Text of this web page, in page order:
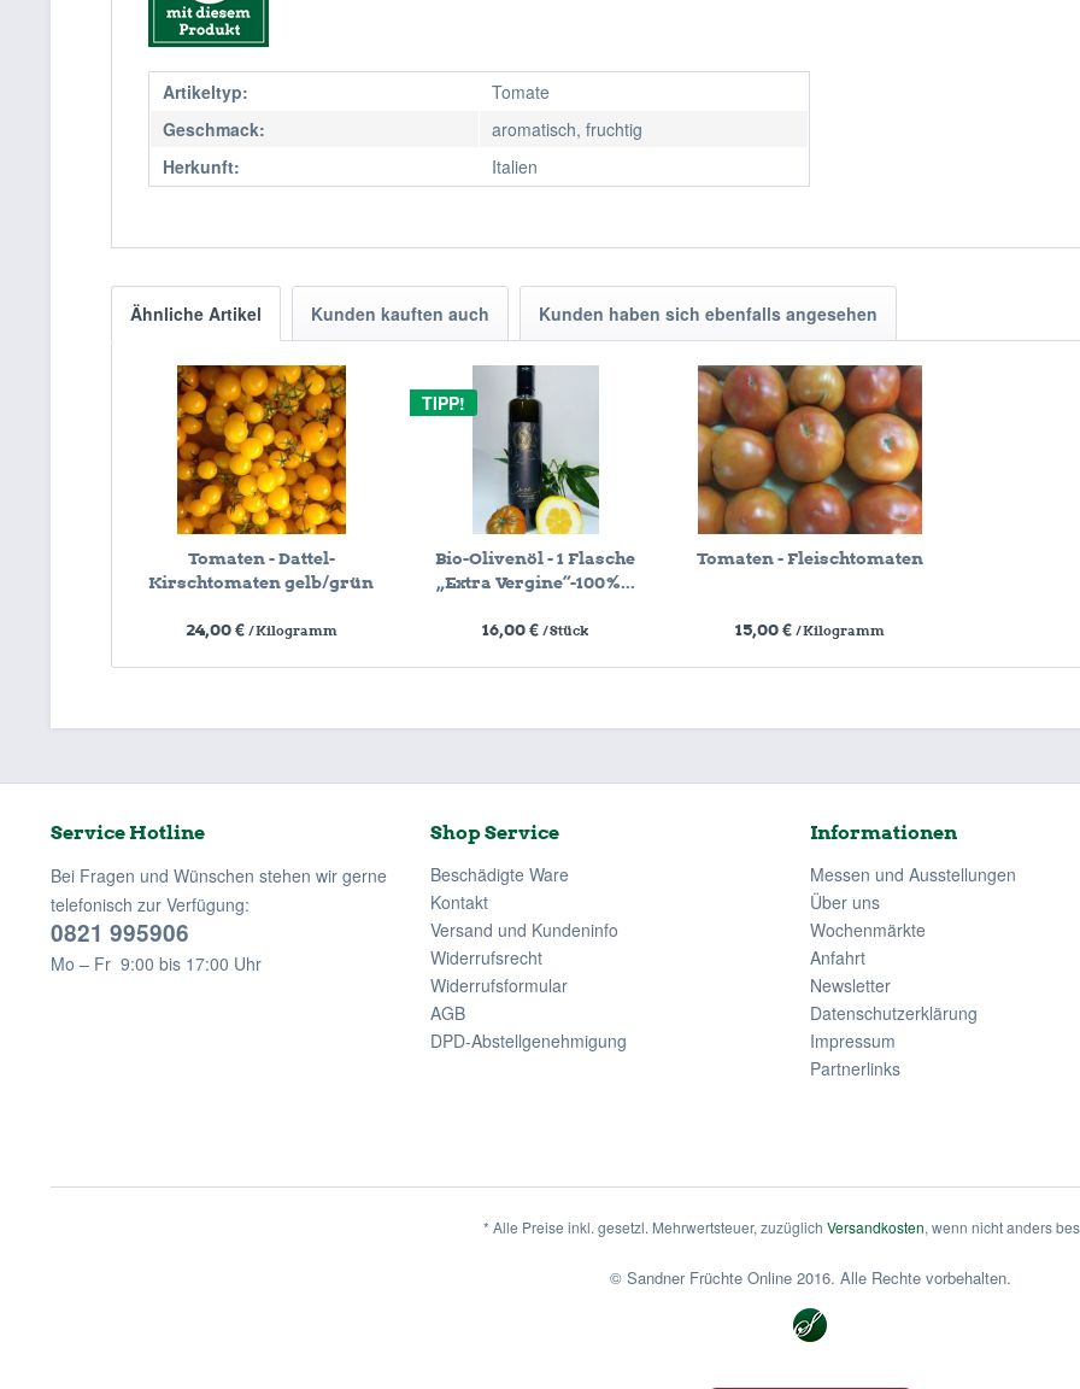
Artikeltyp:
Tomate
Geschmack:
aromatisch, fruchtig
Herkunft:
Italien
Ähnliche Artikel Kunden kauften auch Kunden haben sich ebenfalls angesehen
Tomaten - Dattel-
Kirschtomaten gelb/grün
24,00 € / Kilogramm
TIPP!
Bio-Olivenöl - 1 Flasche
„Extra Vergine“-100%...
16,00 € / Stück
Tomaten - Fleischtomaten
15,00 € / Kilogramm
Service Hotline
Bei Fragen und Wünschen stehen wir gerne
telefonisch zur Verfügung:
0821 995906
Mo – Fr 9:00 bis 17:00 Uhr
Shop Service
Beschädigte Ware
Kontakt
Versand und Kundeninfo
Widerrufsrecht
Widerrufsformular
AGB
DPD-Abstellgenehmigung
Informationen
Messen und Ausstellungen
Über uns
Wochenmärkte
Anfahrt
Newsletter
Datenschutzerklärung
Impressum
Partnerlinks
* Alle Preise inkl. gesetzl. Mehrwertsteuer, zuzüglich Versandkosten, wenn nicht anders
© Sandner Früchte Online 2016. Alle Rechte vorbehalten.